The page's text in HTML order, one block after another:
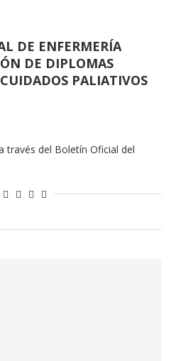
DE ENFERMERÍA
DE DIPLOMAS
PALIATIVOS
través del Boletín Oficial del